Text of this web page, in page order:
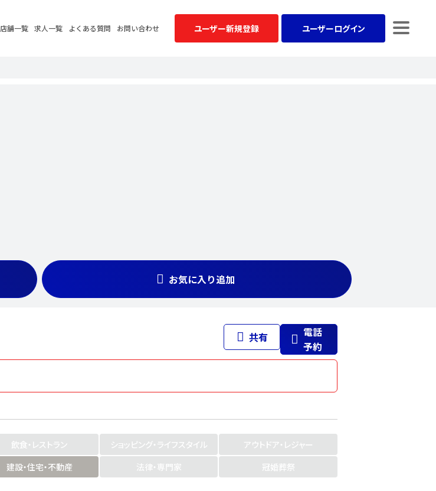
店舗一覧 求人一覧 よくある質問 お問い合わせ ユーザー新規登録 ユーザーログイン
お気に入り追加
共有
電話
予約
飲食・レストラン ショッピング・ライフスタイル
アウトドア・レジャー
建設・住宅・不動産 法律・専門家 冠婚葬祭